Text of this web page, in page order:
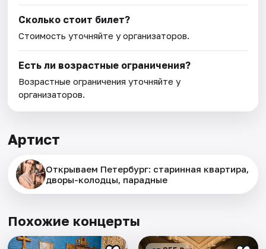
Сколько стоит билет?
Стоимость уточняйте у организаторов.
Есть ли возрастные ограничения?
Возрастные ограничения уточняйте у
организаторов.
Артист
Открываем Петербург: старинная квартира,
дворы-колодцы, парадные
Похожие концерты